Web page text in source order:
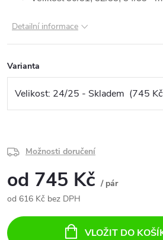
Detailní informace
Varianta
Možnosti doručení
od 745 Kč / pár
od 616 Kč bez DPH
cena:
VLOŽIT DO